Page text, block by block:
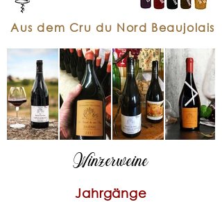
Aus dem Cru du Nord Beaujolais
Winzerweine
Jahrgänge